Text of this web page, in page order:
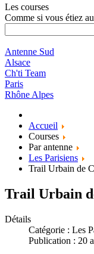
Les courses
Comme si vous étiez
Antenne Sud
Alsace
Ch'ti Team
Paris
Rhône Alpes
Accueil
Courses
Par antenne
Les Parisiens
Trail Urbain de
Trail Urbain
Détails
Catégorie : Les
Publication : 20